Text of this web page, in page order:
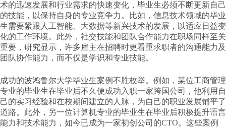
术的迅速发展和行业需求的快速变化，毕业生必须不断更新自己
的技能，以保持自身的专业竞争力。比如，信息技术领域的毕业
生需要紧跟人工智能、大数据等新兴技术的发展，以适应日益变
化的工作环境。此外，社交技能和团队合作能力在职场同样至关
重要，研究显示，许多雇主在招聘时更看重求职者的沟通能力及
团队协作能力，而不仅是学识和专业技能。
成功的波鸿鲁尔大学毕业生案例不胜枚举。例如，某位工商管理
专业的毕业生在毕业后不久便成功入职一家跨国公司，他利用自
己的实习经验和在校期间建立的人脉，为自己的职业发展铺平了
道路。此外，另一位计算机专业的毕业生在毕业后积极提升语言
能力和技术能力，如今已成为一家初创公司的CTO。这些案例